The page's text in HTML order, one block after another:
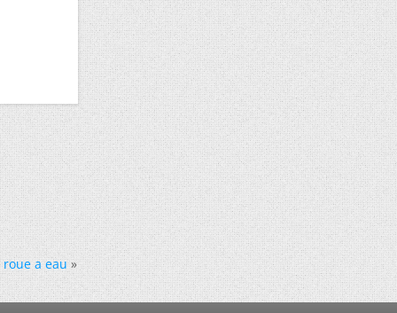
a eau »